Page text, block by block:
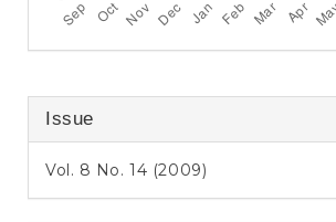
Issue
Vol. 8 No. 14 (2009)